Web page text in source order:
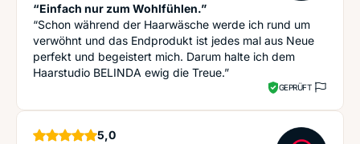
“Einfach nur zum Wohlfühlen.”
“Schon während der Haarwäsche werde ich rund um
verwöhnt und das Endprodukt ist jedes mal aus Neue
perfekt und begeistert mich. Darum halte ich dem
Haarstudio BELINDA ewig die Treue.”
GEPRÜFT
5,0Sterne